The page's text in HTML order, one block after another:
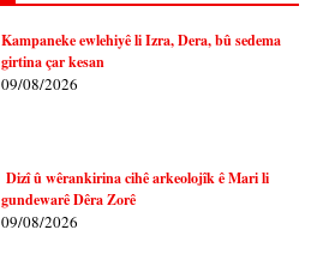
Kampaneke ewlehiyê li Izra, Dera, bû sedema
girtina çar kesan
09/08/2026
Dizî û wêrankirina cihê arkeolojîk ê Mari li
gundewarê Dêra Zorê
09/08/2026